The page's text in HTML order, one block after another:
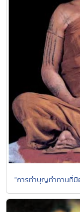
"การทำบุญทำทานที่